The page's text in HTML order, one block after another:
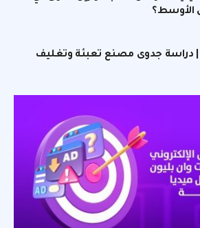
الأوسط؟
دراسة جدوى مصنع تعبئة وتغليف